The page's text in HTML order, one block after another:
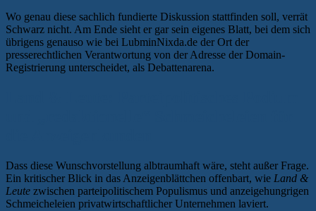
Wo genau diese sachlich fundierte Diskussion stattfinden soll, verrät
Schwarz nicht. Am Ende sieht er gar sein eigenes Blatt, bei dem sich
übrigens genauso wie bei LubminNixda.de der Ort der
presserechtlichen Verantwortung von der Adresse der Domain-
Registrierung unterscheidet, als Debattenarena.
Dass diese Wunschvorstellung albtraumhaft wäre, steht außer Frage.
Ein kritischer Blick in das Anzeigenblättchen offenbart, wie Land &
Leute zwischen parteipolitischem Populismus und anzeigehungrigen
Schmeicheleien privatwirtschaftlicher Unternehmen laviert.